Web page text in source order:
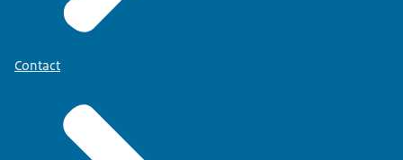
Contact